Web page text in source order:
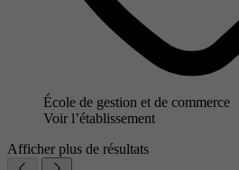
École de gestion et de commerce
Voir l’établissement
Afficher plus de résultats